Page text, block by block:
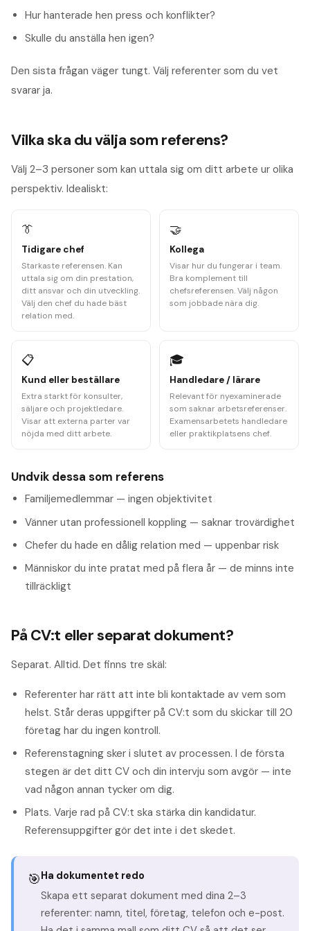
Hur hanterade hen press och konflikter?
Skulle du anställa hen igen?
Den sista frågan väger tungt. Välj referenter som du vet
svarar ja.
Vilka ska du välja som referens?
Välj 2–3 personer som kan uttala sig om ditt arbete ur olika
perspektiv. Idealiskt:
👔
Tidigare chef
Starkaste referensen. Kan
uttala sig om din prestation,
ditt ansvar och din utveckling.
Välj den chef du hade bäst
relation med.
🤝
Kollega
Visar hur du fungerar i team.
Bra komplement till
chefsreferensen. Välj någon
som jobbade nära dig.
📋
Kund eller beställare
Extra starkt för konsulter,
säljare och projektledare.
Visar att externa parter var
nöjda med ditt arbete.
🎓
Handledare / lärare
Relevant för nyexaminerade
som saknar arbetsreferenser.
Examensarbetets handledare
eller praktikplatsens chef.
Undvik dessa som referens
Familjemedlemmar — ingen objektivitet
Vänner utan professionell koppling — saknar trovärdighet
Chefer du hade en dålig relation med — uppenbar risk
Människor du inte pratat med på flera år — de minns inte
tillräckligt
På CV:t eller separat dokument?
Separat. Alltid. Det finns tre skäl:
Referenter har rätt att inte bli kontaktade av vem som
helst. Står deras uppgifter på CV:t som du skickar till 20
företag har du ingen kontroll.
Referenstagning sker i slutet av processen. I de första
stegen är det ditt CV och din intervju som avgör — inte
vad någon annan tycker om dig.
Plats. Varje rad på CV:t ska stärka din kandidatur.
Referensuppgifter gör det inte i det skedet.
🎯Ha dokumentet redo
Skapa ett separat dokument med dina 2–3
referenter: namn, titel, företag, telefon och e-post.